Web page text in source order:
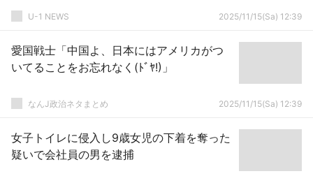
U-1 NEWS 2025/11/15(Sa) 12:39
愛国戦士「中国よ、日本にはアメリカがつ
いてることをお忘れなく(ﾄﾞﾔ!)」
なんJ政治ネタまとめ 2025/11/15(Sa) 12:39
女子トイレに侵入し9歳女児の下着を奪った
疑いで会社員の男を逮捕